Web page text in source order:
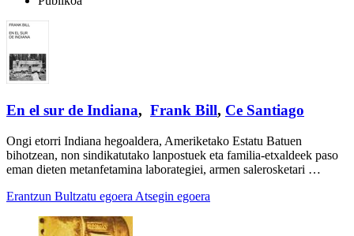
En el sur de Indiana, Frank Bill, Ce Santiago
Ongi etorri Indiana hegoaldera, Ameriketako Estatu Batuen
bihotzean, non sindikatutako lanpostuek eta familia-etxaldeek paso
eman dieten metanfetamina laborategiei, armen salerosketari …
Erantzun Bultzatu egoera Atsegin egoera